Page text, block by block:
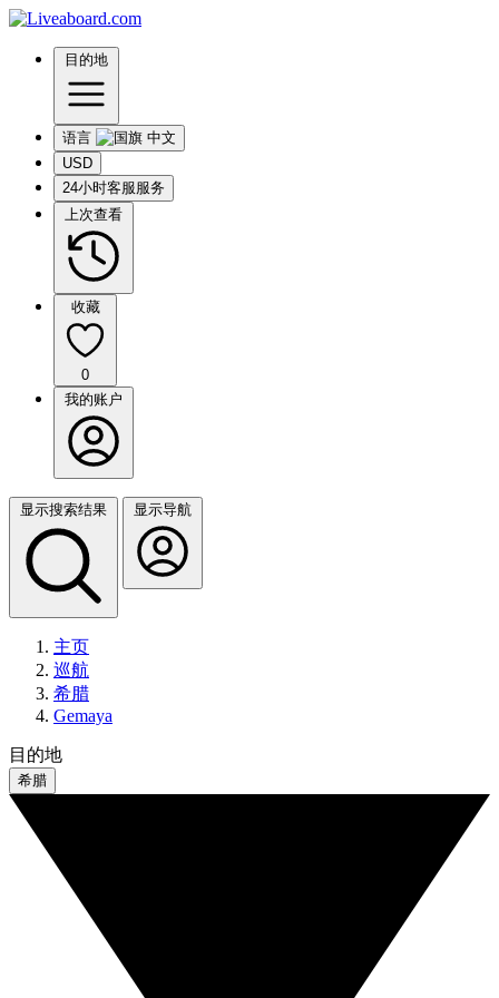
目的地
语言
USD
24小时客服服务
上次查看
收藏
0
我的账户
显示搜索结果 显示导航
主页
巡航
希腊
Gemaya
目的地
希腊